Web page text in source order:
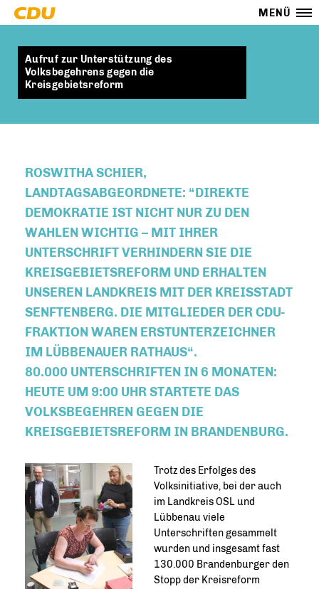
MENÜ
Aufruf zur Unterstützung des
Volksbegehrens gegen die
Kreisgebietsreform
ROSWITHA SCHIER,
LANDTAGSABGEORDNETE: “DIREKTE
DEMOKRATIE IST NICHT NUR ZU DEN
WAHLEN WICHTIG – MIT IHRER
UNTERSCHRIFT VERHINDERN SIE DIE
KREISGEBIETSREFORM UND ERHALTEN
UNSEREN LANDKREIS MIT DER KREISSTADT
SENFTENBERG. DIE MITGLIEDER DER CDU-
FRAKTION WAREN ERSTUNTERZEICHNER
IM LÜBBENAUER RATHAUS“.
80.000 UNTERSCHRIFTEN IN 6 MONATEN:
HEUTE UM 9:00 UHR STARTETE DAS
VOLKSBEGEHREN GEGEN DIE
KREISGEBIETSREFORM IN BRANDENBURG.
Trotz des Erfolges des
Volksinitiative, bei der auch
im Landkreis OSL und
Lübbenau viele
Unterschriften gesammelt
wurden und insgesamt fast
130.000 Brandenburger den
Stopp der Kreisreform